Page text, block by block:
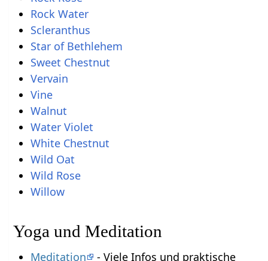
Rock Water
Scleranthus
Star of Bethlehem
Sweet Chestnut
Vervain
Vine
Walnut
Water Violet
White Chestnut
Wild Oat
Wild Rose
Willow
Yoga und Meditation
Meditation - Viele Infos und praktische